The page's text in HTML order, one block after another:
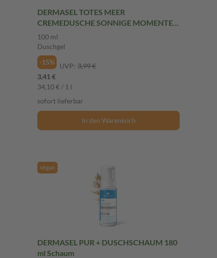
DERMASEL TOTES MEER
CREMEDUSCHE SONNIGE MOMENTE
100 ml Duschgel
100 ml
Duschgel
-15%
UVP: 3,99 €
3,41 €
34,10 € / 1 l
sofort lieferbar
In den Warenkorb
Vegan
DERMASEL PUR + DUSCHSCHAUM 180
ml Schaum